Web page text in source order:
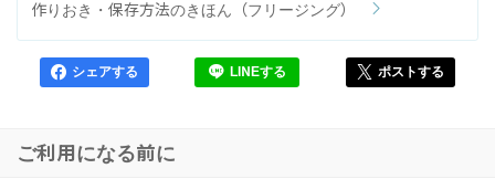
作りおき・保存方法のきほん（フリージング）
シェアする LINEする ポストする
ご利用になる前に